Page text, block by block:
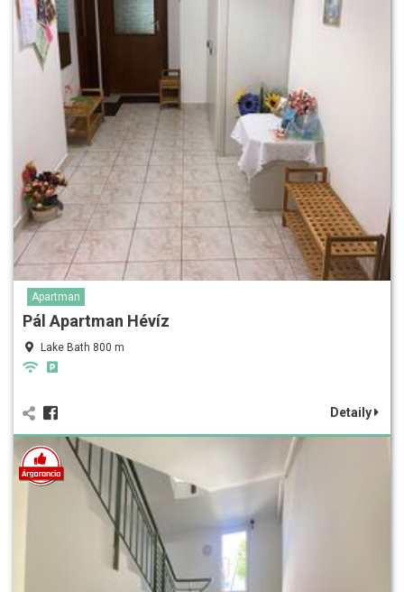
Apartman
Pál Apartman Hévíz
Lake Bath 800 m
Detaily